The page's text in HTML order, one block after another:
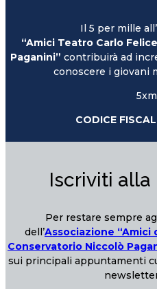
Il 5 per mille all’
“Amici Teatro Carlo
Paganini” contribuirà ad
conoscere i giovani
CODICE
Iscriviti
Per restare sempre
dell’Associazione “Amici
Conservatorio Niccolò
sui principali appuntamenti